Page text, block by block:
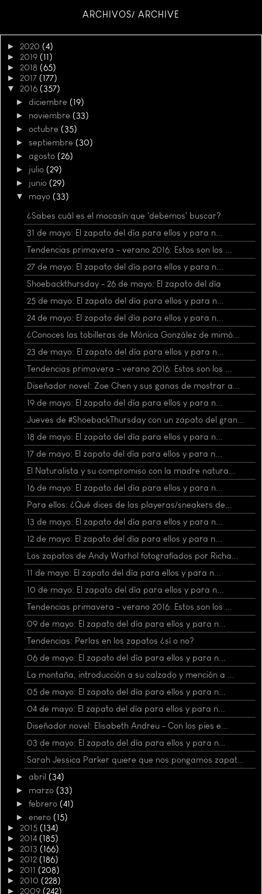
ARCHIVOS/ ARCHIVE
► 2020 (4)
► 2019 (11)
► 2018 (65)
► 2017 (177)
▼ 2016 (357)
► diciembre (19)
► noviembre (33)
► octubre (35)
► septiembre (30)
► agosto (26)
► julio (29)
► junio (29)
▼ mayo (33)
¿Sabes cuál es el mocasín que 'debemos' buscar?
31 de mayo: El zapato del día para ellos y para n...
Tendencias primavera - verano 2016: Estos son los ...
27 de mayo: El zapato del día para ellos y para n...
Shoebackthursday - 26 de mayo: El zapato del día
25 de mayo: El zapato del día para ellos y para n...
24 de mayo: El zapato del día para ellos y para n...
¿Conoces las tobilleras de Mónica González de mimò...
23 de mayo: El zapato del día para ellos y para n...
Tendencias primavera - verano 2016: Estos son los ...
Diseñador novel: Zoe Chen y sus ganas de mostrar a...
19 de mayo: El zapato del día para ellos y para n...
Jueves de #ShoebackThursday con un zapato del gran...
18 de mayo: El zapato del día para ellos y para n...
17 de mayo: El zapato del día para ellos y para n...
El Naturalista y su compromiso con la madre natura...
16 de mayo: El zapato del día para ellos y para n...
Para ellos: ¿Qué dices de las playeras/sneakers de...
13 de mayo: El zapato del día para ellos y para n...
12 de mayo: El zapato del día para ellos y para n...
Los zapatos de Andy Warhol fotografíados por Richa...
11 de mayo: El zapato del día para ellos y para n...
10 de mayo: El zapato del día para ellos y para n...
Tendencias primavera - verano 2016: Estos son los ...
09 de mayo: El zapato del día para ellos y para n...
Tendencias: Perlas en los zapatos ¿sí o no?
06 de mayo: El zapato del día para ellos y para n...
La montaña, introducción a su calzado y mención a ...
05 de mayo: El zapato del día para ellos y para n...
04 de mayo: El zapato del día para ellos y para n...
Diseñador novel: Elisabeth Andreu - Con los pies e...
03 de mayo: El zapato del día para ellos y para n...
Sarah Jessica Parker quiere que nos pongamos zapat...
► abril (34)
► marzo (33)
► febrero (41)
► enero (15)
► 2015 (134)
► 2014 (185)
► 2013 (166)
► 2012 (186)
► 2011 (208)
► 2010 (228)
► 2009 (242)